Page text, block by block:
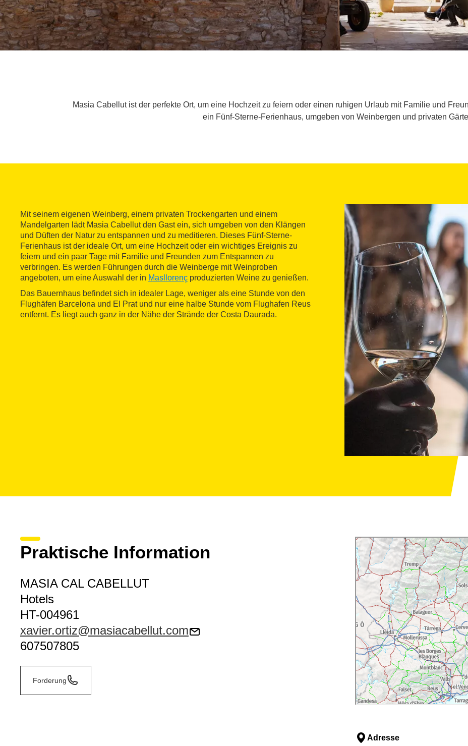
Masia Cabellut ist der perfekte Ort, um eine Hochzeit zu feiern oder einen ruhigen Urlaub mit Familie und
ein Fünf-Sterne-Ferienhaus, umgeben von Weinbergen und privaten
Mit seinem eigenen Weinberg, einem privaten Trockengarten und einem
Mandelgarten lädt Masia Cabellut den Gast ein, sich umgeben von den Klängen
und Düften der Natur zu entspannen und zu meditieren. Dieses Fünf-Sterne-
Ferienhaus ist der ideale Ort, um eine Hochzeit oder ein wichtiges Ereignis zu
feiern und ein paar Tage mit Familie und Freunden zum Entspannen zu
verbringen. Es werden Führungen durch die Weinberge mit Weinproben
angeboten, um eine Auswahl der in Masllorenç produzierten Weine zu genießen.
Das Bauernhaus befindet sich in idealer Lage, weniger als eine Stunde von den
Flughäfen Barcelona und El Prat und nur eine halbe Stunde vom Flughafen Reus
entfernt. Es liegt auch ganz in der Nähe der Strände der Costa Daurada.
Praktische Information
MASIA CAL CABELLUT
Hotels
HT-004961
xavier.ortiz@masiacabellut.com
607507805
Forderung
Adresse